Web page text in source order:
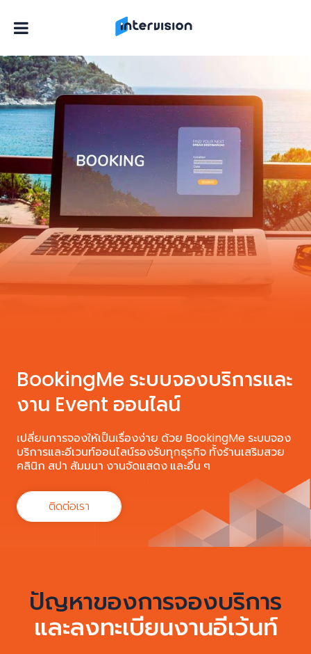
BookingMe ระบบจองบริการและ
งาน Event ออนไลน์
เปลี่ยนการจองให้เป็นเรื่องง่าย ด้วย BookingMe ระบบจอง
บริการและอีเวนท์ออนไลน์รองรับทุกธุรกิจ ทั้งร้านเสริมสวย
คลินิก สปา สัมมนา งานจัดแสดง และอื่น ๆ
ติดต่อเรา
ปัญหาของการจองบริการ
และลงทะเบียนงานอีเว้นท์